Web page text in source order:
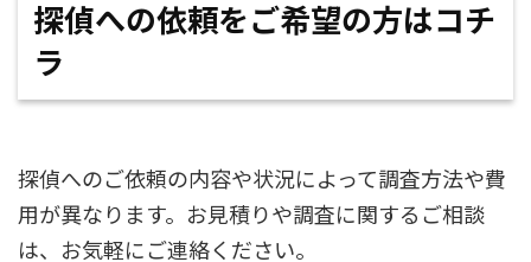
探偵への依頼をご希望の方はコチ
ラ
探偵へのご依頼の内容や状況によって調査方法や費
用が異なります。お見積りや調査に関するご相談
は、お気軽にご連絡ください。